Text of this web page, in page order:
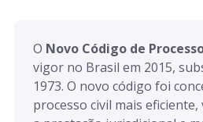
Art. 312 a 317
Parte Especial
O Novo Código de
vigor no Brasil em 2015,
1973. O novo código foi
processo civil mais